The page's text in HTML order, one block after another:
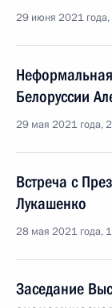
29 июня 2021
Белоруссии
29 мая 2021 года,
Встреча с
Лукашенко
28 мая 2021 года,
Заседание